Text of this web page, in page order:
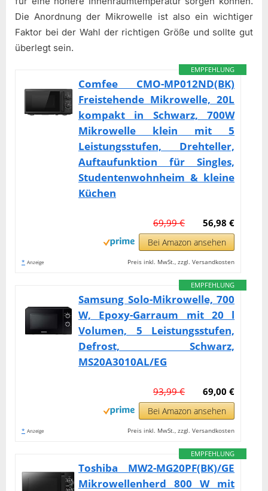
Die Anordnung der Mikrowelle ist also ein wichtiger
Faktor bei der Wahl der richtigen Größe und sollte gut
überlegt sein.
EMPFEHLUNG
Comfee CMO-MP012ND(BK)
Freistehende Mikrowelle, 20L
kompakt in Schwarz, 700W
Mikrowelle klein mit 5
Leistungsstufen, Drehteller,
Auftaufunktion für Singles,
Studentenwohnheim & kleine
Küchen
56,98 €
69,99 €
Bei Amazon ansehen
* Anzeige Preis inkl. MwSt., zzgl. Versandkosten
EMPFEHLUNG
Samsung Solo-Mikrowelle, 700
W, Epoxy-Garraum mit 20 l
Volumen, 5 Leistungsstufen,
Defrost, Schwarz,
MS20A3010AL/EG
69,00 €
93,99 €
Bei Amazon ansehen
* Anzeige Preis inkl. MwSt., zzgl. Versandkosten
EMPFEHLUNG
Toshiba MW2-MG20PF(BK)/GE
Mikrowellenherd 800 W mit